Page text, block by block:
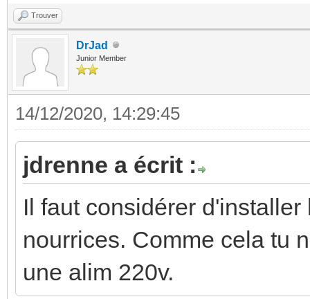
Trouver
DrJad
Junior Member
14/12/2020, 14:29:45
jdrenne a écrit :
Il faut considérer
nourrices. Comme cela tu
une alim 220v.